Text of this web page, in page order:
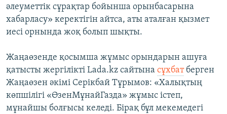
әлеуметтік сұрақтар бойынша орынбасарына
хабарласу» керектігін айтса, аты аталған қызмет
иесі орнында жоқ болып шықты.
Жаңаөзенде қосымша жұмыс орындарын ашуға
қатысты жергілікті Lada.kz сайтына сұхбатберген
Жаңаөзен әкімі Серікбай Тұрымов: «Халықтың
көпшілігі «ӨзенМұнайГазда» жұмыс істеп,
мұнайшы болғысы келеді. Бірақ бұл мекемедегі